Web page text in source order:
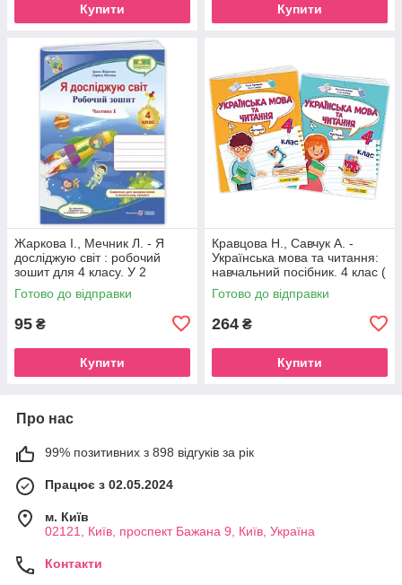
Купити Купити
Жаркова І., Мечник Л. - Я
досліджую світ : робочий
зошит для 4 класу. У 2
частинах, Частина 1. (до
підручника І. Жаркової )
Готово до відправки
95 ₴
Купити
Кравцова Н., Савчук А. -
Українська мова та читання:
навчальний посібник. 4 клас (
У 4 частинах, Частини 1-2 )
Готово до відправки
264 ₴
Купити
Про нас
99% позитивних з 898 відгуків за рік
Працює з 02.05.2024
м. Київ
02121, Київ, проспект Бажана 9, Київ, Україна
Контакти